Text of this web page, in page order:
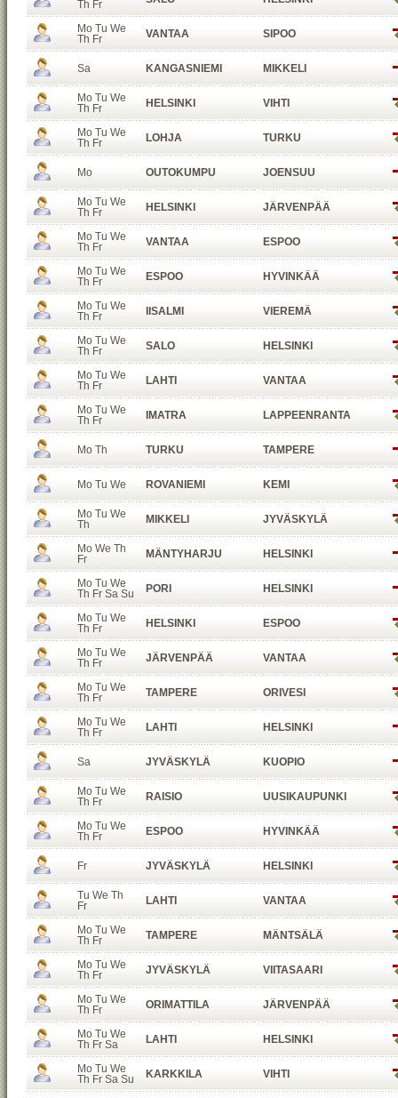
Th Fr
Mo Tu We
Th Fr
VANTAA SIPOO
Sa KANGASNIEMI MIKKELI
Mo Tu We
Th Fr
HELSINKI VIHTI
Mo Tu We
Th Fr
LOHJA TURKU
Mo OUTOKUMPU JOENSUU
Mo Tu We
Th Fr
HELSINKI JÄRVENPÄÄ
Mo Tu We
Th Fr
VANTAA ESPOO
Mo Tu We
Th Fr
ESPOO HYVINKÄÄ
Mo Tu We
Th Fr
IISALMI VIEREMÄ
Mo Tu We
Th Fr
SALO HELSINKI
Mo Tu We
Th Fr
LAHTI VANTAA
Mo Tu We
Th Fr
IMATRA LAPPEENRANTA
Mo Th TURKU TAMPERE
Mo Tu We ROVANIEMI KEMI
Mo Tu We
Th
MIKKELI JYVÄSKYLÄ
Mo We Th
Fr
MÄNTYHARJU HELSINKI
Mo Tu We
Th Fr Sa Su
PORI HELSINKI
Mo Tu We
Th Fr
HELSINKI ESPOO
Mo Tu We
Th Fr
JÄRVENPÄÄ VANTAA
Mo Tu We
Th Fr
TAMPERE ORIVESI
Mo Tu We
Th Fr
LAHTI HELSINKI
Sa JYVÄSKYLÄ KUOPIO
Mo Tu We
Th Fr
RAISIO UUSIKAUPUNKI
Mo Tu We
Th Fr
ESPOO HYVINKÄÄ
Fr JYVÄSKYLÄ HELSINKI
Tu We Th
Fr
LAHTI VANTAA
Mo Tu We
Th Fr
TAMPERE MÄNTSÄLÄ
Mo Tu We
Th Fr
JYVÄSKYLÄ VIITASAARI
Mo Tu We
Th Fr
ORIMATTILA JÄRVENPÄÄ
Mo Tu We
Th Fr Sa
LAHTI HELSINKI
Mo Tu We
Th Fr Sa Su
KARKKILA VIHTI